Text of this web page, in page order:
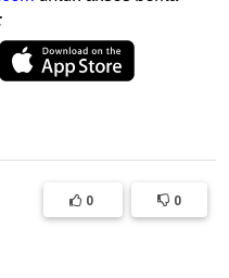
0 0